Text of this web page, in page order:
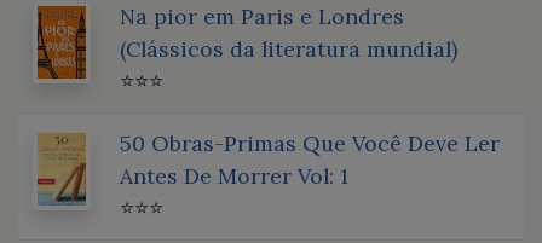
Na pior em Paris e Londres
(Clássicos da literatura mundial)
⭐⭐⭐
50 Obras-Primas Que Você Deve Ler
Antes De Morrer Vol: 1
⭐⭐⭐